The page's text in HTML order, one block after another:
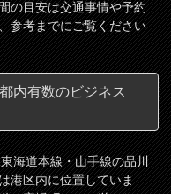
の目安は交通事情や予約
参考までにご覧ください
内有数のビジネス
海道本線・山手線の品川
港区内に位置していま